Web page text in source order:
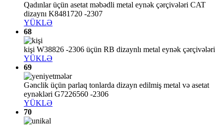
Qadınlar üçün asetat məbədli metal eynək çərçivələri CAT
dizaynı K8481720 -2307
YÜKLƏ
68
kişi W38826 -2306 üçün RB dizaynlı metal eynək çərçivələri
YÜKLƏ
69
Gənclik üçün parlaq tonlarda dizayn edilmiş metal və asetat
eynəkləri G7226560 -2306
YÜKLƏ
70